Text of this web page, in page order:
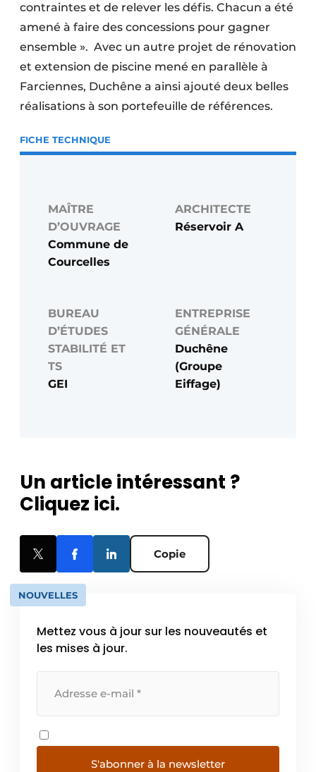
contraintes et de relever les défis. Chacun a été
amené à faire des concessions pour gagner
ensemble ». Avec un autre projet de rénovation
et extension de piscine mené en parallèle à
Farciennes, Duchêne a ainsi ajouté deux belles
réalisations à son portefeuille de références.
FICHE TECHNIQUE
MAÎTRE
D’OUVRAGE
Commune de
Courcelles
ARCHITECTE
Réservoir A
BUREAU
D’ÉTUDES
STABILITÉ ET
TS
GEI
ENTREPRISE
GÉNÉRALE
Duchêne
(Groupe
Eiffage)
Un article intéressant ?
Cliquez ici.
Copie
NOUVELLES
Mettez vous à jour sur les nouveautés et
les mises à jour.
S'abonner à la newsletter